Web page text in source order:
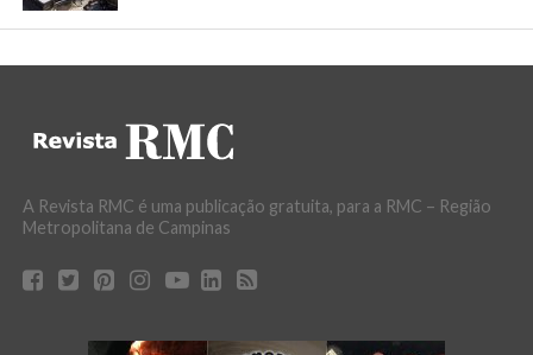
A Revista RMC é uma publicação gratuita, para a RMC – Região
Metropolitana de Campinas